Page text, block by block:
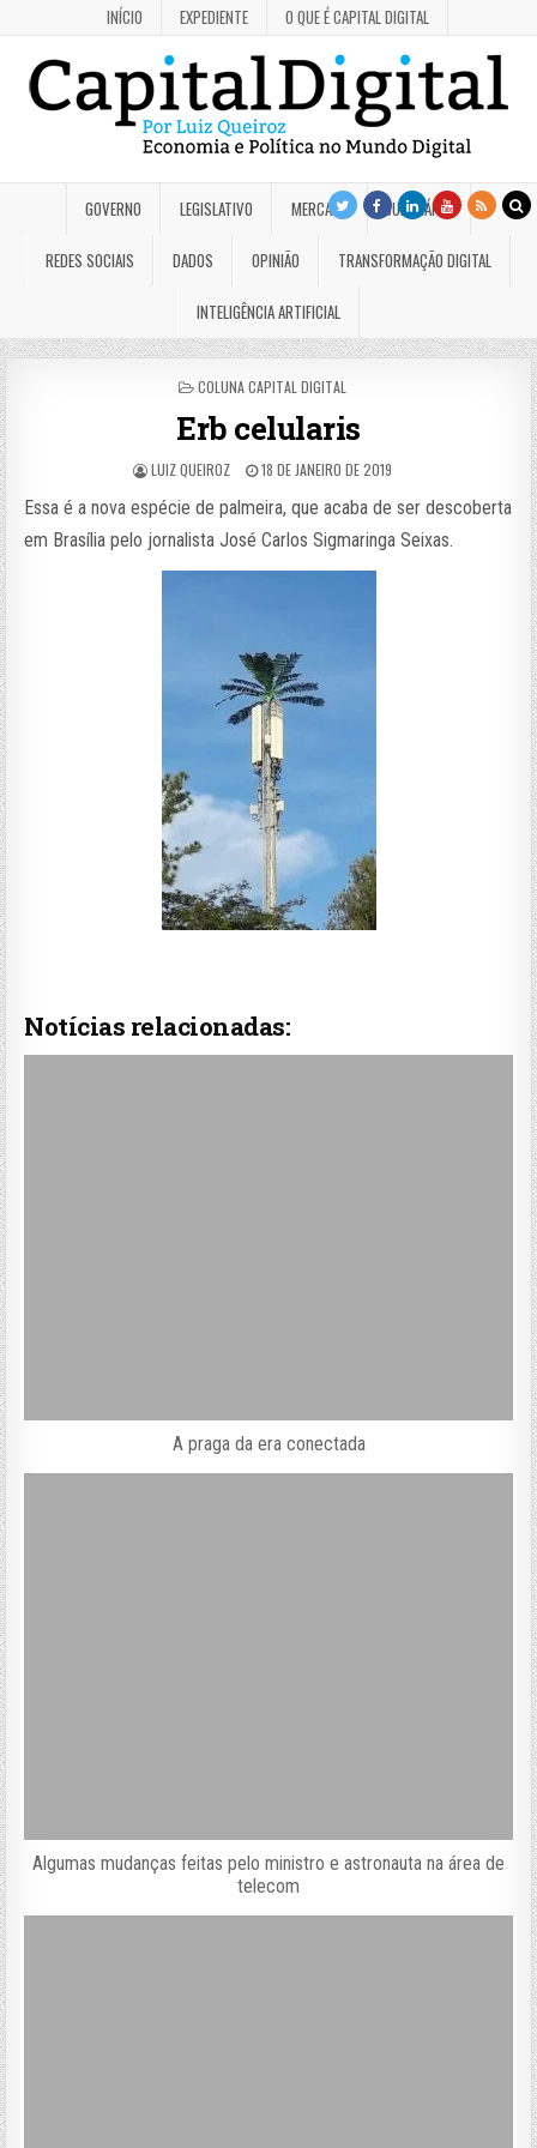
INÍCIO EXPEDIENTE O QUE É CAPITAL DIGITAL
GOVERNO LEGISLATIVO MERCADO JUDICIÁRIO
REDES SOCIAIS DADOS OPINIÃO TRANSFORMAÇÃO DIGITAL
INTELIGÊNCIA ARTIFICIAL
POSTED
COLUNA CAPITAL DIGITAL
Erb celularis
LUIZ QUEIROZ 18 DE JANEIRO DE 2019
Essa é a nova espécie de palmeira, que acaba de ser descoberta
em Brasília pelo jornalista José Carlos Sigmaringa Seixas.
Notícias relacionadas:
A praga da era conectada
Algumas mudanças feitas pelo ministro e astronauta na área de
telecom